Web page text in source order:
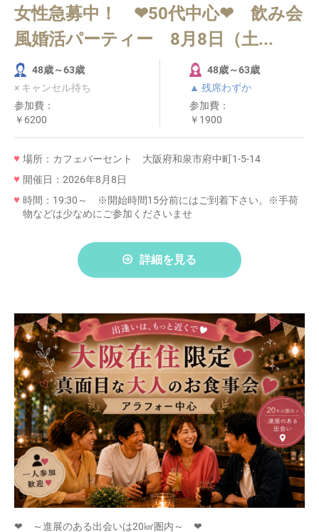
女性急募中！ ❤50代中心❤ 飲み会
風婚活パーティー 8月8日（土...
48歳～63歳
× キャンセル待ち
参加費：
￥6200
48歳～63歳
▲ 残席わずか
参加費：
￥1900
場所：カフェパーセント 大阪府和泉市府中町1-5-14
開催日：2026年8月8日
時間：19:30～ ※開始時間15分前にはご到着下さい。※手荷
物などは少なめにご参加くださいませ
詳細を見る
❤ ～進展のある出会いは20㎢圏内～ ❤